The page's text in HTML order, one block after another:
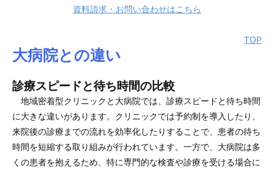
資料請求・お問い合わせはこちら
TOP
大病院との違い
診療スピードと待ち時間の比較
地域密着型クリニックと大病院では、診療スピードと待ち時間
に大きな違いがあります。クリニックでは予約制を導入したり、
来院後の診療までの流れを効率化したりすることで、患者の待ち
時間を短縮する取り組みが行われています。一方で、大病院は多
くの患者を抱えるため、特に専門的な検査や診療を受ける場合に